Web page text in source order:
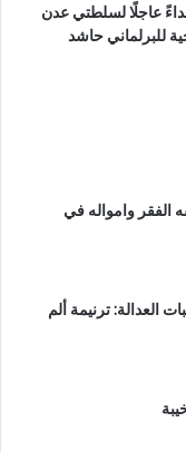
عاجلًا لسلطتي عدن
للبرلماني حاشد
وامواله في
العدالة: ترنيمة ألم